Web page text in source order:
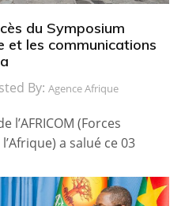
du Symposium
et les communications
By: Agence Afrique
(Forces
a salué ce 03